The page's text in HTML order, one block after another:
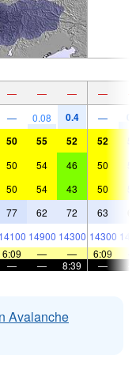
— — — —
— 0.08 0.4 —
50 55 52 52
50 54 46 50
50 54 43 50
77 62 72 63
14100 14900 14300 14300
6:09 — — 6:09
— — 8:39 —
Avalanche